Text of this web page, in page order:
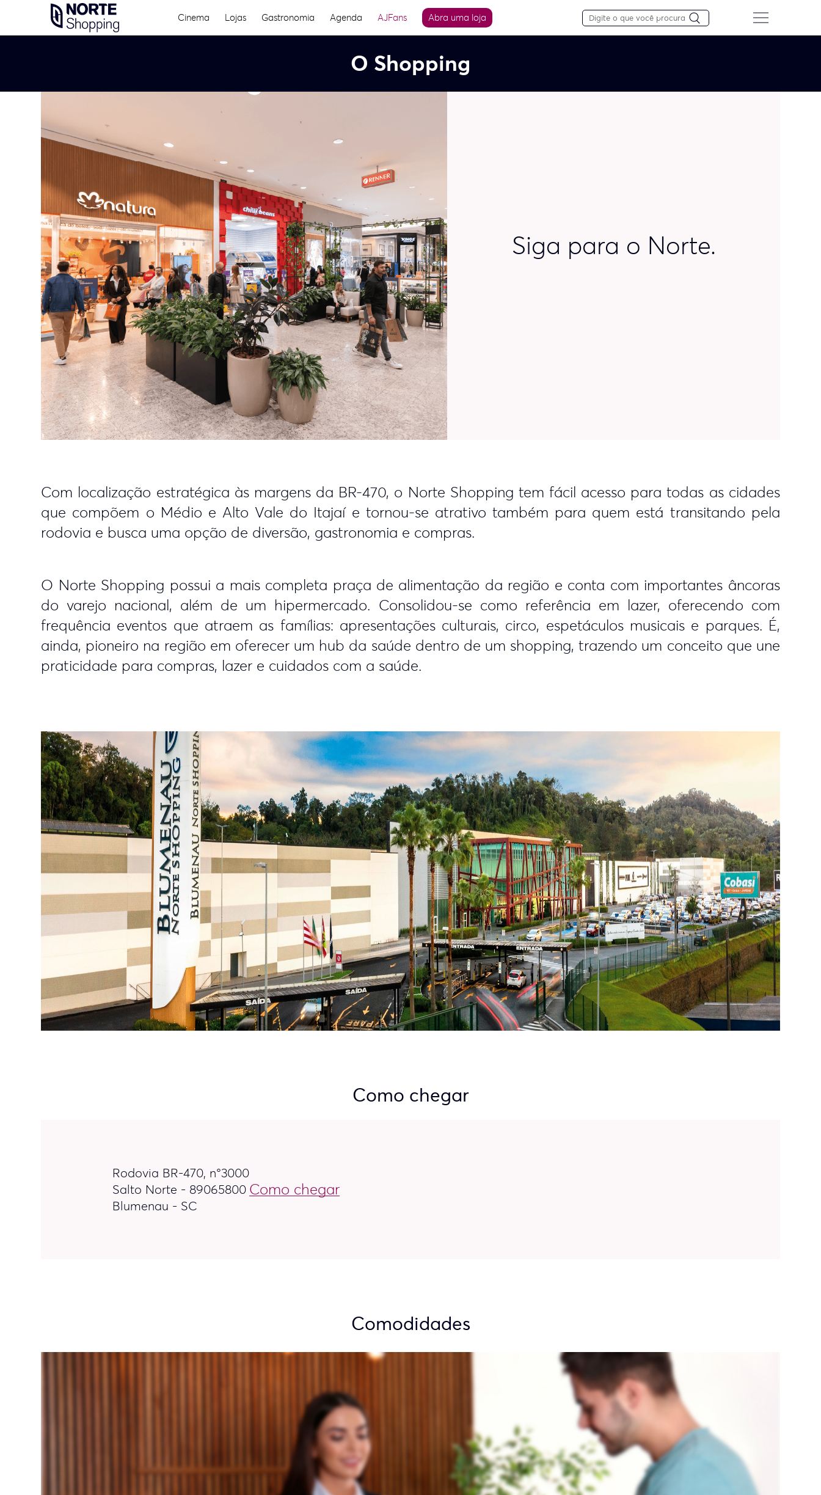
Cinema Lojas Gastronomia Agenda AJFans Abra uma loja
O Shopping
Siga para o Norte.
Com localização estratégica às margens da BR-470, o Norte Shopping tem fácil acesso para todas as cidades
que compõem o Médio e Alto Vale do Itajaí e tornou-se atrativo também para quem está transitando pela
rodovia e busca uma opção de diversão, gastronomia e compras.
O Norte Shopping possui a mais completa praça de alimentação da região e conta com importantes âncoras
do varejo nacional, além de um hipermercado. Consolidou-se como referência em lazer, oferecendo com
frequência eventos que atraem as famílias: apresentações culturais, circo, espetáculos musicais e parques. É,
ainda, pioneiro na região em oferecer um hub da saúde dentro de um shopping, trazendo um conceito que une
praticidade para compras, lazer e cuidados com a saúde.
Como chegar
Rodovia BR-470, n°3000
Salto Norte - 89065800
Blumenau - SC
Como chegar
Comodidades